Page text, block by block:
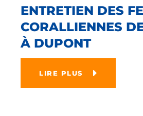
ENTRETIEN DES
CORALLIENNES
À DUPONT
LIRE PLUS